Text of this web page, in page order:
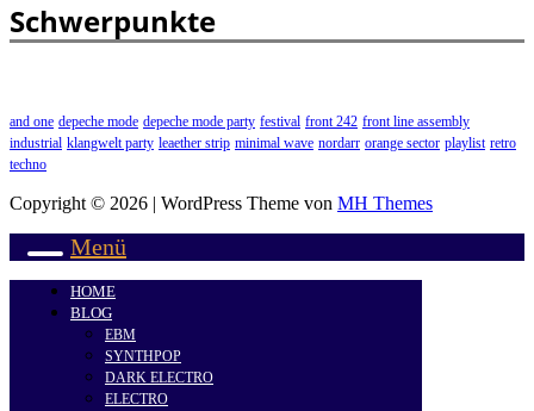
Schwerpunkte
and one depeche mode depeche mode party festival front 242 front line assembly
industrial klangwelt party leaether strip minimal wave nordarr orange sector playlist retro
techno
Copyright © 2026 | WordPress Theme von MH Themes
Menü
HOME
BLOG
EBM
SYNTHPOP
DARK ELECTRO
ELECTRO